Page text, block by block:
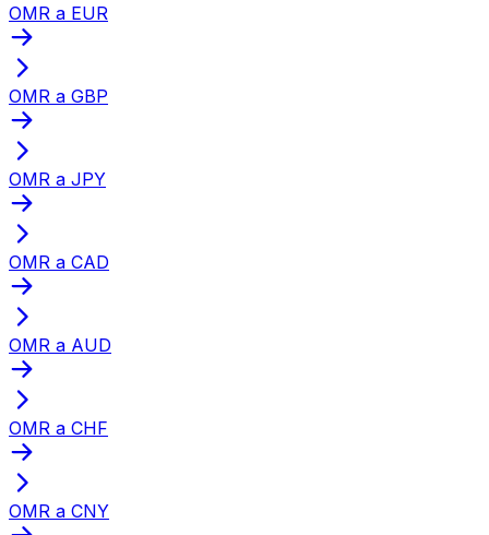
OMR a EUR
OMR a GBP
OMR a JPY
OMR a CAD
OMR a AUD
OMR a CHF
OMR a CNY